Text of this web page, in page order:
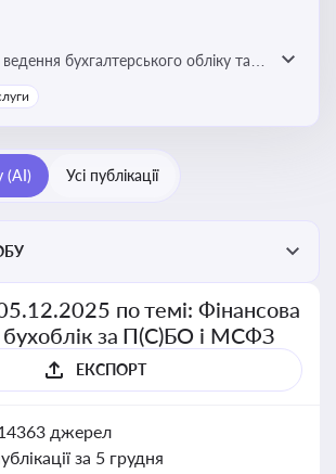
бухгалтерського обліку та
звітності відповідно до
стандартів
(AI) Усі публікації
по темі: Фінансова
бухоблік за П(С)БО і МСФЗ
ЕКСПОРТ
джерел
за 5 грудня